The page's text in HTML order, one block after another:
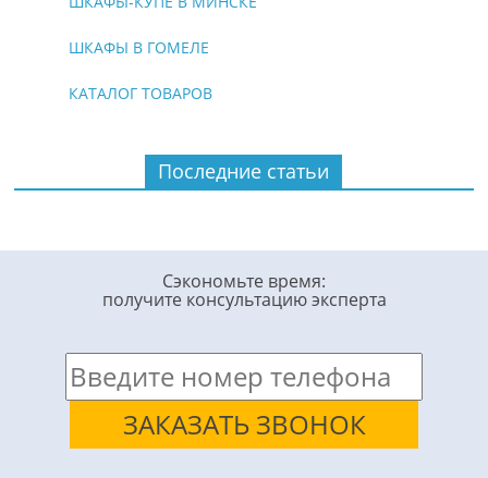
ШКАФЫ В ГОМЕЛЕ
КАТАЛОГ ТОВАРОВ
Последние статьи
Сэкономьте время:
получите консультацию эксперта